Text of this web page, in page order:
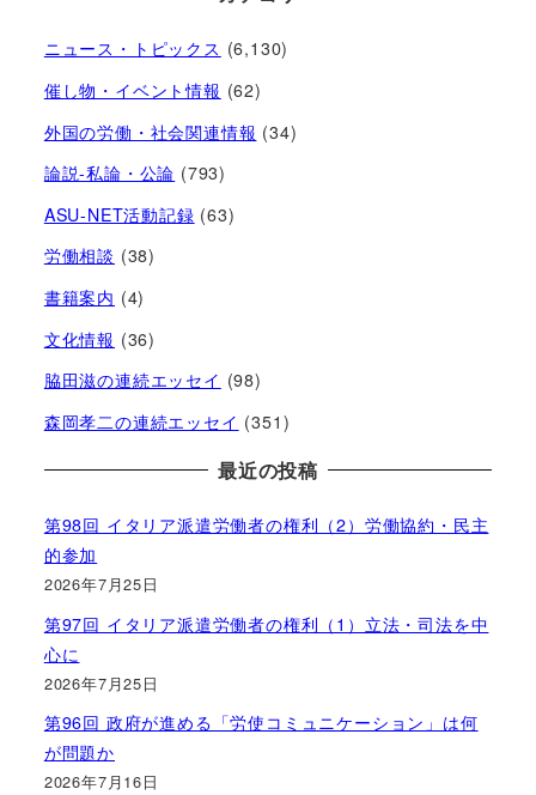
ニュース・トピックス (6,130)
催し物・イベント情報 (62)
外国の労働・社会関連情報 (34)
論説-私論・公論 (793)
ASU-NET活動記録 (63)
労働相談 (38)
書籍案内 (4)
文化情報 (36)
脇田滋の連続エッセイ (98)
森岡孝二の連続エッセイ (351)
最近の投稿
第98回 イタリア派遣労働者の権利（2）労働協約・民主
的参加
2026年7月25日
第97回 イタリア派遣労働者の権利（1）立法・司法を中
心に
2026年7月25日
第96回 政府が進める「労使コミュニケーション」は何
が問題か
2026年7月16日